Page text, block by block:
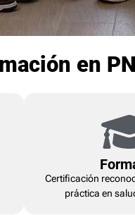
en
Certificación
práctica en